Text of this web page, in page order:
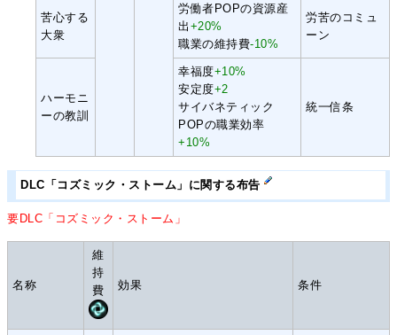
苦心する
大衆
労働者POPの資源産
出 +20%
職業の維持費-10%
労苦のコミュ
ーン
ハーモニ
ーの教訓
幸福度+10%
安定度+2
サイバネティック
POPの職業効率
+10%
統一信条
DLC「コズミック・ストーム」に関する布告
要DLC「コズミック・ストーム」
名称
維
持
費
効果 条件